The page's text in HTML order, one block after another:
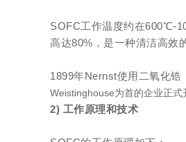
SOFC工作温度约在600℃-
高达80%，是一种清洁高效
1899年Nernst使用二氧化
Weistinghouse为首的企业正式
2) 工作原理和技术